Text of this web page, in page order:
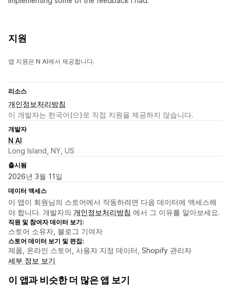
지원
앱 지원은 N AI에서 제공합니다.
리소스
개인정보처리방침
이 개발자는 한국어(으)로 직접 지원을 제공하지 않습니다.
개발자
N AI
Long Island, NY, US
출시됨
2026년 3월 11일
데이터 액세스
이 앱이 회원님의 스토어에서 작동하려면 다음 데이터에 액세스해
야 합니다. 개발자의 개인정보처리방침 에서 그 이유를 알아보세요.
직원 및 참여자 데이터 보기:
스토어 소유자, 블로그 기여자
스토어 데이터 보기 및 편집:
제품, 온라인 스토어, 사용자 지정 데이터, Shopify 관리자
세부 정보 보기
이 앱과 비슷한 더 많은 앱 보기